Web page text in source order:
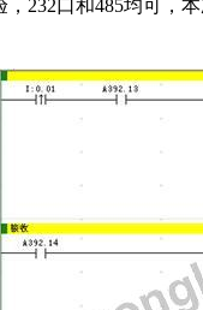
232口和485均可，